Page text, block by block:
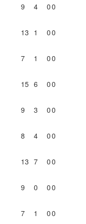
9 4 00
13 1 00
7 1 00
15 6 00
9 3 00
8 4 00
13 7 00
9 0 00
7 1 00